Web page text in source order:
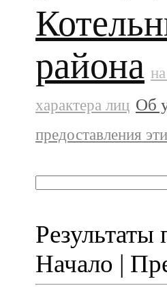
района
характера лиц Об
предоставления
Результаты
Начало |